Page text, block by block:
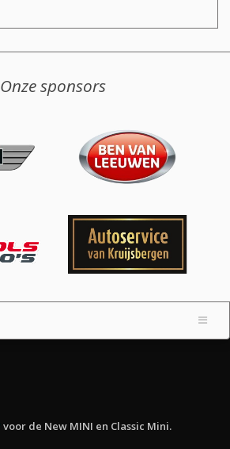
Onze sponsors
voor de New MINI en Classic Mini.